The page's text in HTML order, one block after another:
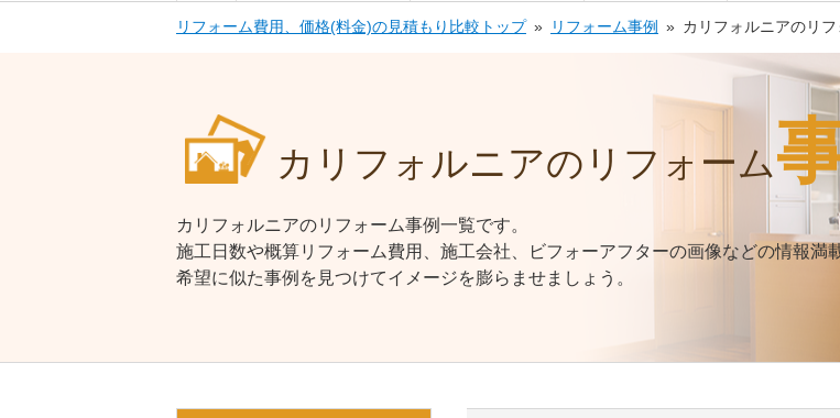
リフォーム費用、価格(料金)の見積もり比較トップ リフォーム事例 カリフォルニアのリ
カリフォルニアのリフォーム
カリフォルニアのリフォーム事例一覧です。
施工日数や概算リフォーム費用、施工会社、ビフォーアフターの画像などの情報満載
希望に似た事例を見つけてイメージを膨らませましょう。